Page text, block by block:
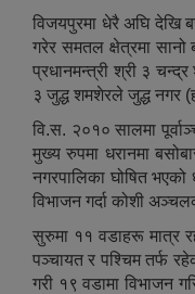
विजयपुरमा धेरै अघि देखि
गरेर समतल क्षेत्रमा सानो
प्रधानमन्त्री श्री ३
३ जुद्ध शमशेरले जुद्ध नगर
वि.स. २०१० सालमा
मुख्य रुपमा धरानमा
नगरपालिका घोषित
विभाजन गर्दा कोशी
सुरुमा ११ वडाहरू मात्र
पञ्चायत र पश्चिम तर्फ
गरी १९ वडामा विभाजन